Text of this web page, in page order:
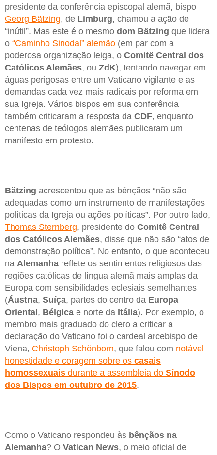
presidente da conferência episcopal alemã, bispo
Georg Bätzing, de Limburg, chamou a ação de
“inútil”. Mas este é o mesmo dom Bätzing que lidera
o “Caminho Sinodal” alemão (em par com a
poderosa organização leiga, o Comitê Central dos
Católicos Alemães, ou ZdK), tentando navegar em
águas perigosas entre um Vaticano vigilante e as
demandas cada vez mais radicais por reforma em
sua Igreja. Vários bispos em sua conferência
também criticaram a resposta da CDF, enquanto
centenas de teólogos alemães publicaram um
manifesto em protesto.
Bätzing acrescentou que as bênçãos “não são
adequadas como um instrumento de manifestações
políticas da Igreja ou ações políticas”. Por outro lado,
Thomas Sternberg, presidente do Comitê Central
dos Católicos Alemães, disse que não são “atos de
demonstração política”. No entanto, o que aconteceu
na Alemanha reflete os sentimentos religiosos das
regiões católicas de língua alemã mais amplas da
Europa com sensibilidades eclesiais semelhantes
(Áustria, Suíça, partes do centro da Europa
Oriental, Bélgica e norte da Itália). Por exemplo, o
membro mais graduado do clero a criticar a
declaração do Vaticano foi o cardeal arcebispo de
Viena, Christoph Schönborn, que falou com notável
honestidade e coragem sobre os casais
homossexuais durante a assembleia do Sínodo
dos Bispos em outubro de 2015.
Como o Vaticano respondeu às bênçãos na
Alemanha? O Vatican News, o meio oficial de